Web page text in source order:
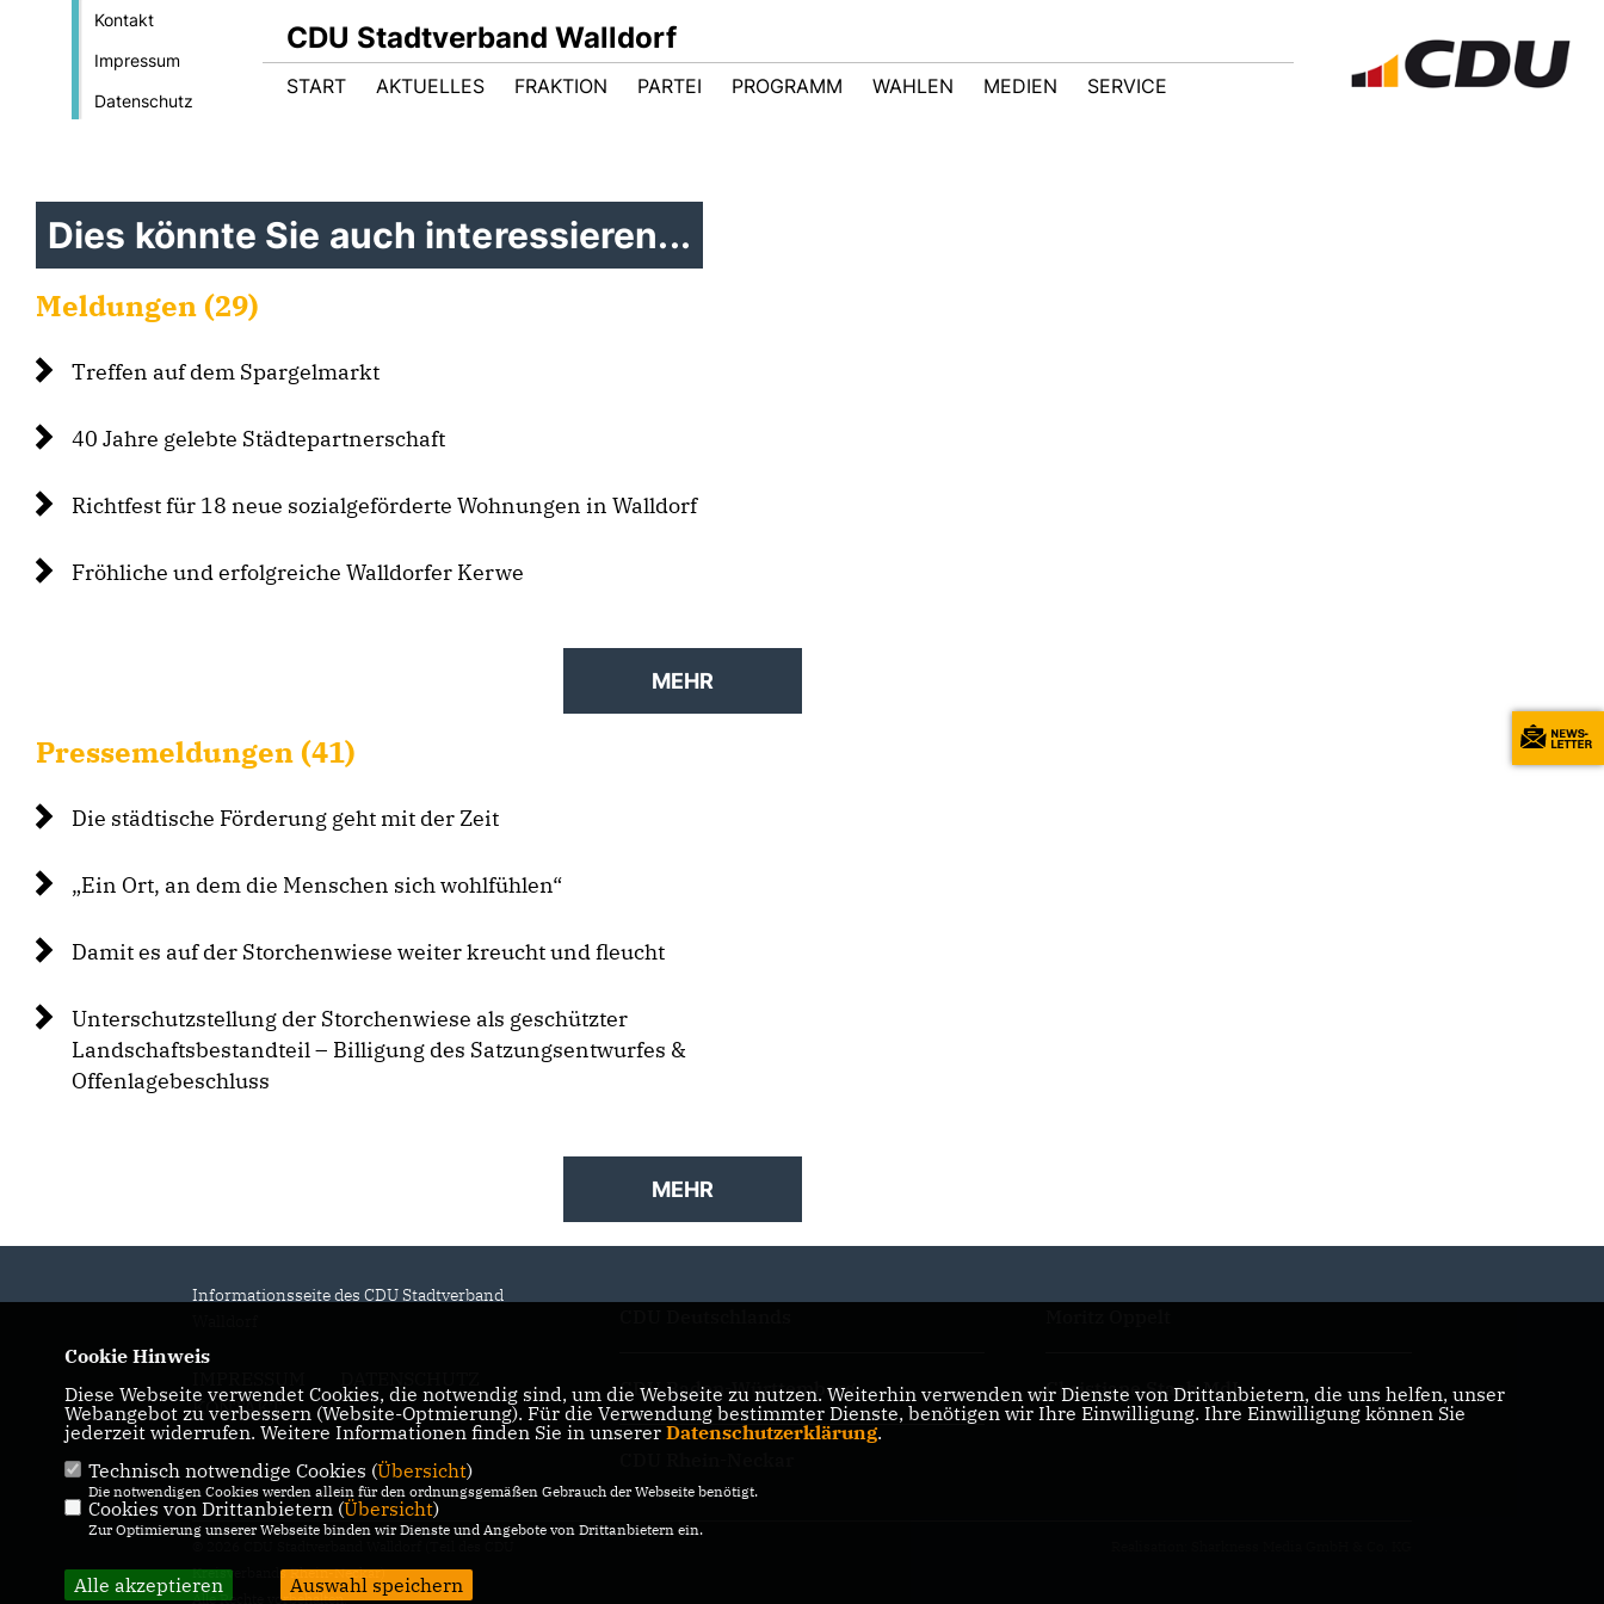
Kontakt
Impressum
Datenschutz
CDU Stadtverband Walldorf
START AKTUELLES FRAKTION PARTEI PROGRAMM WAHLEN MEDIEN SERVICE
Dies könnte Sie auch interessieren...
Meldungen (29)
Treffen auf dem Spargelmarkt
40 Jahre gelebte Städtepartnerschaft
Richtfest für 18 neue sozialgeförderte Wohnungen in Walldorf
Fröhliche und erfolgreiche Walldorfer Kerwe
MEHR
Pressemeldungen (41)
Die städtische Förderung geht mit der Zeit
Ein Ort, an dem die Menschen sich wohlfühlen“
Damit es auf der Storchenwiese weiter kreucht und fleucht
Unterschutzstellung der Storchenwiese als geschützter
Landschaftsbestandteil – Billigung des Satzungsentwurfes &
Offenlagebeschluss
MEHR
Informationsseite des CDU Stadtverband
KONTAKT
CDU Baden-Württemberg Christiane Staab MdL
Kreisverbands Rhein-Neckar)
Alle Rechte vorbehalten.
Cookie Hinweis
Diese Webseite verwendet Cookies, die notwendig sind, um die Webseite zu nutzen. Weiterhin verwenden wir Dienste von Drittanbietern, die uns helfen, unser
Webangebot zu verbessern (Website-Optmierung). Für die Verwendung bestimmter Dienste, benötigen wir Ihre Einwilligung. Ihre Einwilligung können Sie
jederzeit widerrufen. Weitere Informationen finden Sie in unserer Datenschutzerklärung.
Technisch notwendige Cookies (Übersicht)
Die notwendigen Cookies werden allein für den ordnungsgemäßen Gebrauch der Webseite benötigt.
Cookies von Drittanbietern (Übersicht)
Zur Optimierung unserer Webseite binden wir Dienste und Angebote von Drittanbietern ein.
Alle akzeptieren Auswahl speichern